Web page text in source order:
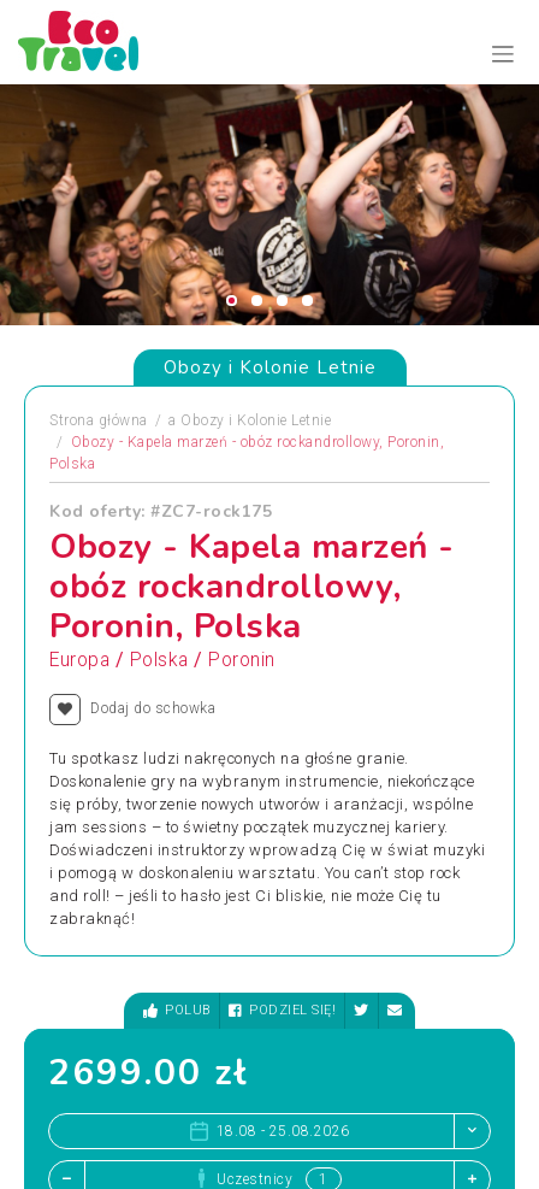
Obozy i Kolonie Letnie
Strona główna a Obozy i Kolonie Letnie
Obozy - Kapela marzeń - obóz rockandrollowy, Poronin,
Polska
Kod oferty: #ZC7-rock175
Obozy - Kapela marzeń -
obóz rockandrollowy,
Poronin, Polska
Europa / Polska / Poronin
Dodaj do schowka
Tu spotkasz ludzi nakręconych na głośne granie.
Doskonalenie gry na wybranym instrumencie, niekończące
się próby, tworzenie nowych utworów i aranżacji, wspólne
jam sessions – to świetny początek muzycznej kariery.
Doświadczeni instruktorzy wprowadzą Cię w świat muzyki
i pomogą w doskonaleniu warsztatu. You can’t stop rock
and roll! – jeśli to hasło jest Ci bliskie, nie może Cię tu
zabraknąć!
POLUB PODZIEL SIĘ!
2699.00 zł
18.08 - 25.08.2026
Uczestnicy